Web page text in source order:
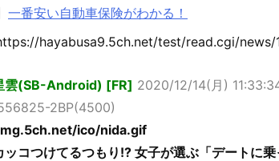
一番安い自動車保険がわかる！
hayabusa9.5ch.net/test/read.cgi/news/
雲(SB-Android) [FR] 2020/12/14(月)
2BP(4500)
ico/nida.gif
ッコつけてるつもり!? 女子が選ぶ「デートに